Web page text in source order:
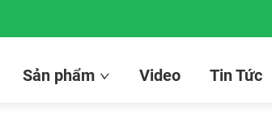
Sản phẩm Video Tin Tức